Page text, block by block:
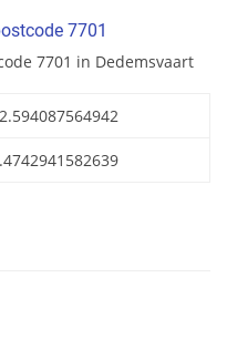
7701
7701 in Dedemsvaart